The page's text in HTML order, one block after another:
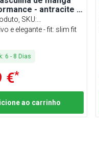
- antracite -
SKU:
e elegante - fit: slim fit
: 6 - 8 Dias
€*
ao carrinho